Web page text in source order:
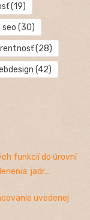
(19)
seo (30)
(28)
(42)
funkcií do úrovní
jadr...
uvedenej